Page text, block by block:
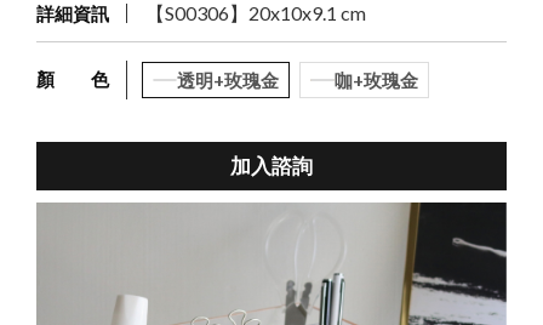
詳細資訊 【S00306】20x10x9.1 cm
顏 色 透明+玫瑰金 咖+玫瑰金
加入諮詢